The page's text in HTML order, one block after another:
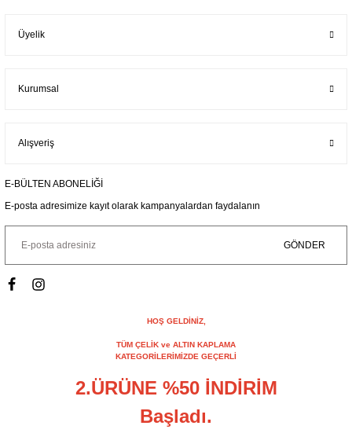
Üyelik
Kurumsal
Alışveriş
E-BÜLTEN ABONELİĞİ
E-posta adresimize kayıt olarak kampanyalardan faydalanın
GÖNDER
HOŞ GELDİNİZ,
TÜM ÇELİK ve ALTIN KAPLAMA
KATEGORİLERİMİZDE GEÇERLİ
2.ÜRÜNE %50 İNDİRİM
Başladı.